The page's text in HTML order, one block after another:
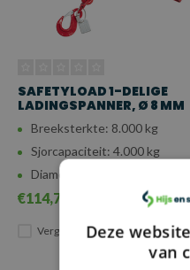
SAFETYLOAD 1-DELIGE
LADINGSPANNER, Ø 8 MM
Breeksterkte: 8.000 kg
Sjorcapaciteit: 4.000 kg
Diameter: 8 mm
€114,70
Vergelijk
Deze
van